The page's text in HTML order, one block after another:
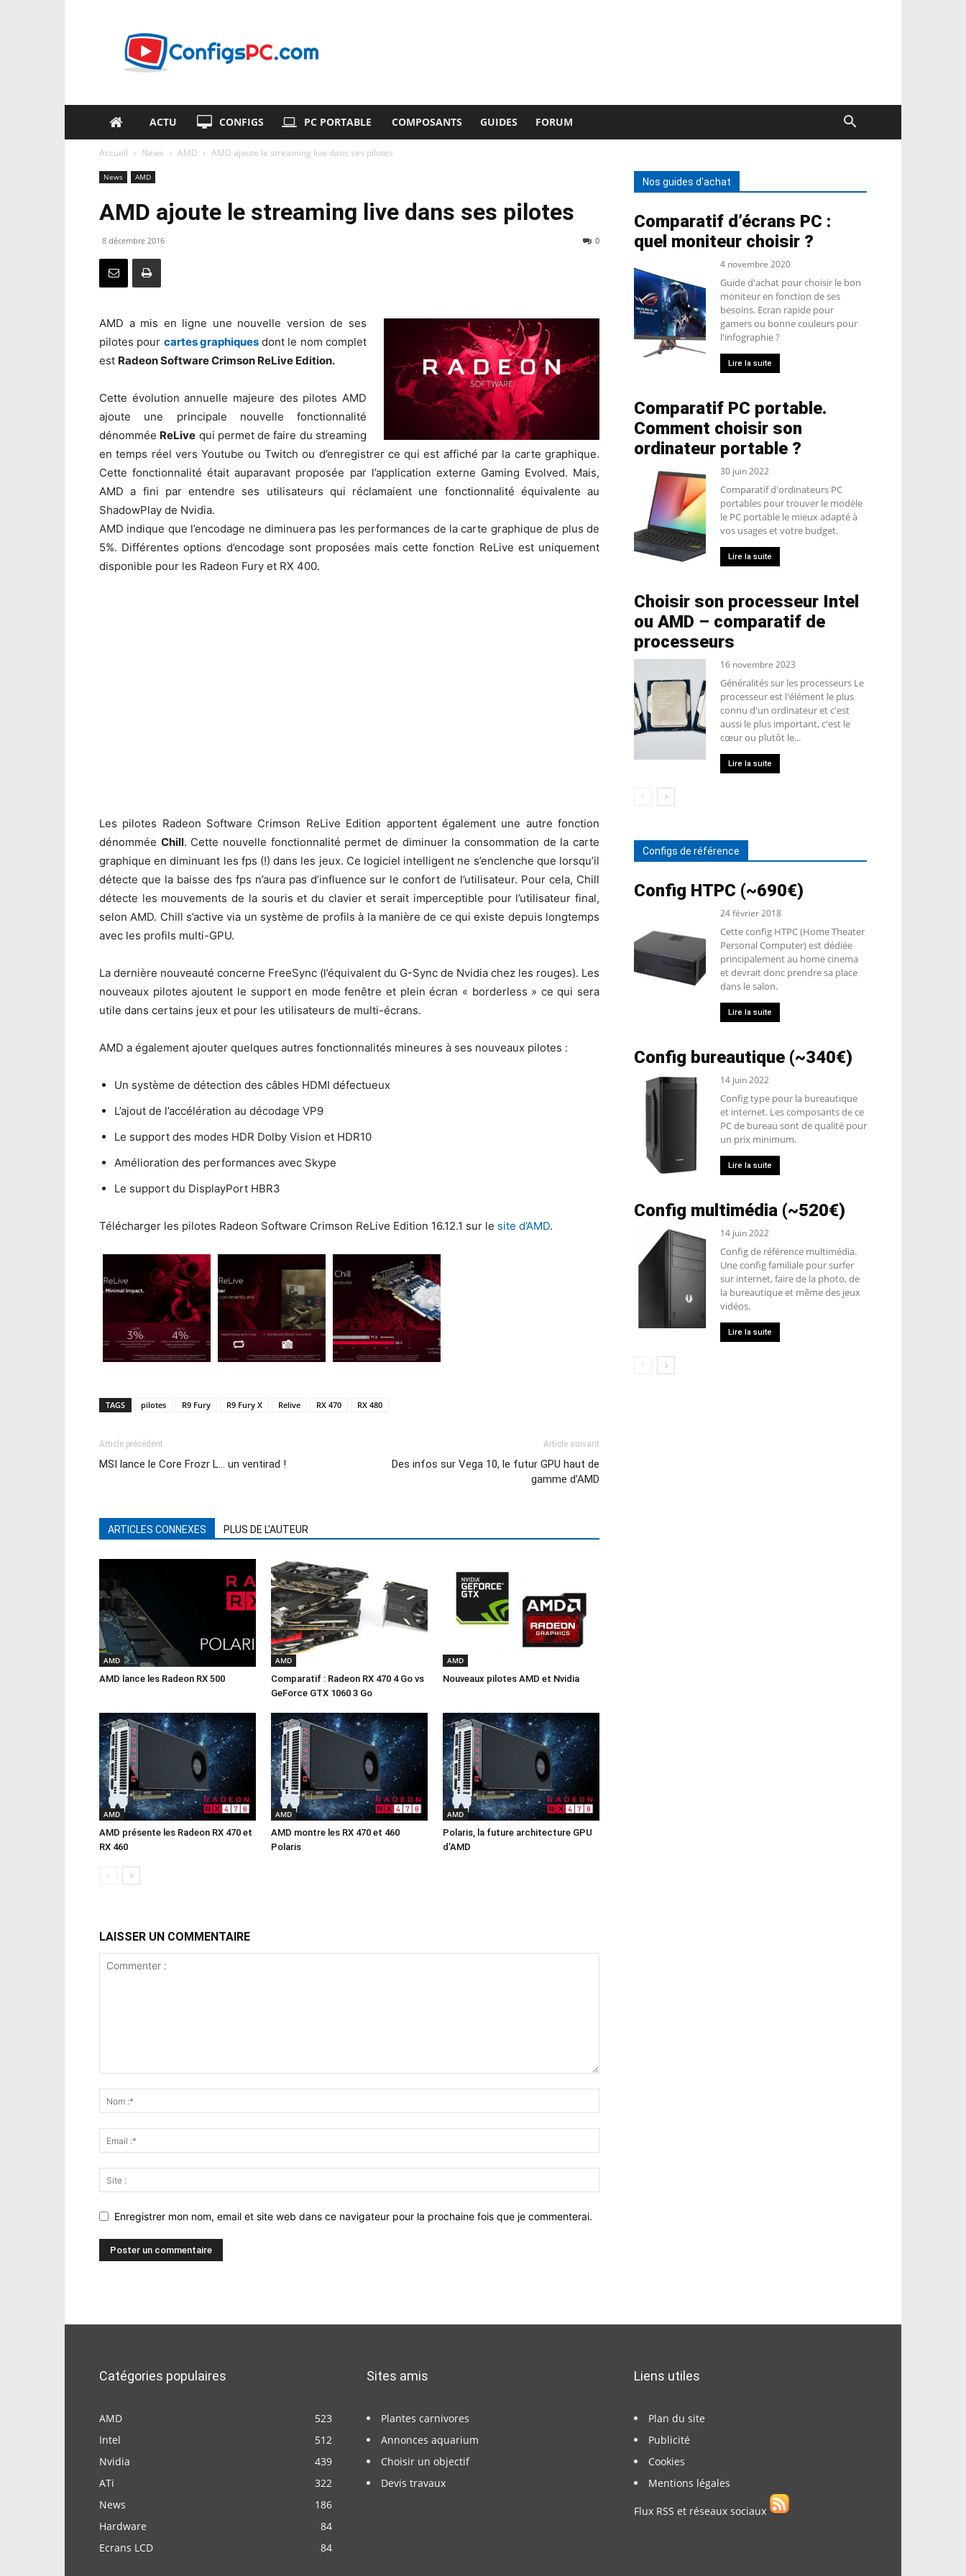
ACTU CONFIGS PC PORTABLE COMPOSANTS GUIDES FORUM
Accueil News AMD AMD ajoute le streaming live dans ses pilotes
News AMD
AMD ajoute le streaming live dans ses pilotes
8 décembre 2016 0
AMD a mis en ligne une nouvelle version de ses
pilotes pour cartes graphiquesdont le nom complet
est Radeon Software Crimson ReLive Edition.
Cette évolution annuelle majeure des pilotes AMD
ajoute une principale nouvelle fonctionnalité
dénommée ReLive qui permet de faire du streaming
en temps réel vers Youtube ou Twitch ou d’enregistrer ce qui est affiché par la carte graphique.
Cette fonctionnalité était auparavant proposée par l’application externe Gaming Evolved. Mais,
AMD a fini par entendre ses utilisateurs qui réclamaient une fonctionnalité équivalente au
ShadowPlay de Nvidia.
AMD indique que l’encodage ne diminuera pas les performances de la carte graphique de plus de
5%. Différentes options d’encodage sont proposées mais cette fonction ReLive est uniquement
disponible pour les Radeon Fury et RX 400.
Les pilotes Radeon Software Crimson ReLive Edition apportent également une autre fonction
dénommée Chill. Cette nouvelle fonctionnalité permet de diminuer la consommation de la carte
graphique en diminuant les fps (!) dans les jeux. Ce logiciel intelligent ne s’enclenche que lorsqu’il
détecte que la baisse des fps n’aura pas d’influence sur le confort de l’utilisateur. Pour cela, Chill
détecte les mouvements de la souris et du clavier et serait imperceptible pour l’utilisateur final,
selon AMD. Chill s’active via un système de profils à la manière de ce qui existe depuis longtemps
avec les profils multi-GPU.
La dernière nouveauté concerne FreeSync (l’équivalent du G-Sync de Nvidia chez les rouges). Les
nouveaux pilotes ajoutent le support en mode fenêtre et plein écran « borderless » ce qui sera
utile dans certains jeux et pour les utilisateurs de multi-écrans.
AMD a également ajouter quelques autres fonctionnalités mineures à ses nouveaux pilotes :
Un système de détection des câbles HDMI défectueux
L’ajout de l’accélération au décodage VP9
Le support des modes HDR Dolby Vision et HDR10
Amélioration des performances avec Skype
Le support du DisplayPort HBR3
Télécharger les pilotes Radeon Software Crimson ReLive Edition 16.12.1 sur le site d’AMD.
TAGS pilotes R9 Fury R9 Fury X Relive RX 470 RX 480
Article précédent
MSI lance le Core Frozr L… un ventirad !
Article suivant
Des infos sur Vega 10, le futur GPU haut de
gamme d’AMD
ARTICLES CONNEXES PLUS DE L'AUTEUR
AMD
AMD lance les Radeon RX 500
AMD
Comparatif : Radeon RX 470 4 Go vs
GeForce GTX 1060 3 Go
AMD
Nouveaux pilotes AMD et Nvidia
AMD
AMD présente les Radeon RX 470 et
RX 460
AMD
AMD montre les RX 470 et 460
Polaris
AMD
Polaris, la future architecture GPU
d’AMD
LAISSER UN COMMENTAIRE
Enregistrer mon nom, email et site web dans ce navigateur pour la prochaine fois que je commenterai.
Nos guides d'achat
Comparatif d’écrans PC :
quel moniteur choisir ?
4 novembre 2020
Guide d'achat pour choisir le bon
moniteur en fonction de ses
besoins. Ecran rapide pour
gamers ou bonne couleurs pour
l'infographie ?
Lire la suite
Comparatif PC portable.
Comment choisir son
ordinateur portable ?
30 juin 2022
Comparatif d'ordinateurs PC
portables pour trouver le modèle
le PC portable le mieux adapté à
vos usages et votre budget.
Lire la suite
Choisir son processeur Intel
ou AMD – comparatif de
processeurs
16 novembre 2023
Généralités sur les processeurs Le
processeur est l'élément le plus
connu d'un ordinateur et c'est
aussi le plus important, c'est le
cœur ou plutôt le...
Lire la suite
Configs de référence
Config HTPC (~690€)
24 février 2018
Cette config HTPC (Home Theater
Personal Computer) est dédiée
principalement au home cinema
et devrait donc prendre sa place
dans le salon.
Lire la suite
Config bureautique (~340€)
14 juin 2022
Config type pour la bureautique
et internet. Les composants de ce
PC de bureau sont de qualité pour
un prix minimum.
Lire la suite
Config multimédia (~520€)
14 juin 2022
Config de référence multimédia.
Une config familiale pour surfer
sur internet, faire de la photo, de
la bureautique et même des jeux
vidéos.
Lire la suite
Catégories populaires
AMD
523
Intel
512
Nvidia
439
ATi
322
News
186
Hardware
84
Ecrans LCD
84
Sites amis
Plantes carnivores
Annonces aquarium
Choisir un objectif
Devis travaux
Liens utiles
Plan du site
Publicité
Cookies
Mentions légales
Flux RSS et réseaux sociaux